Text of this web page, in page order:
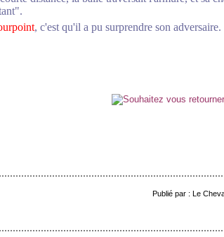
, c'est qu'il a pu surprendre son
Publié par : Le